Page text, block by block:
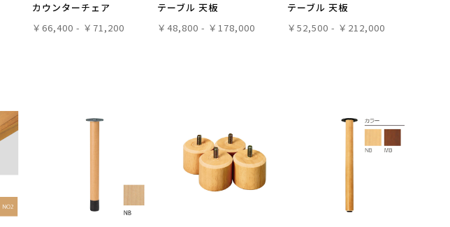
カウンターチェア
￥66,400 - ￥71,200
テーブル 天板
￥48,800 - ￥178,000
テーブル 天板
￥52,500 - ￥212,000